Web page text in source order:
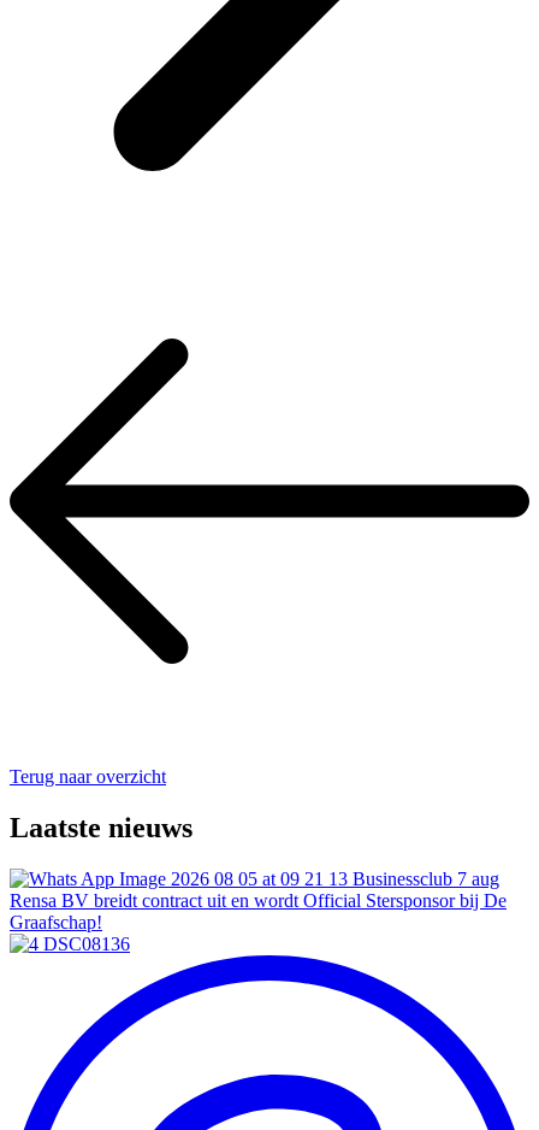
Terug naar overzicht
Laatste nieuws
Businessclub 7 aug
Rensa BV breidt contract uit en wordt Official Stersponsor bij De
Graafschap!